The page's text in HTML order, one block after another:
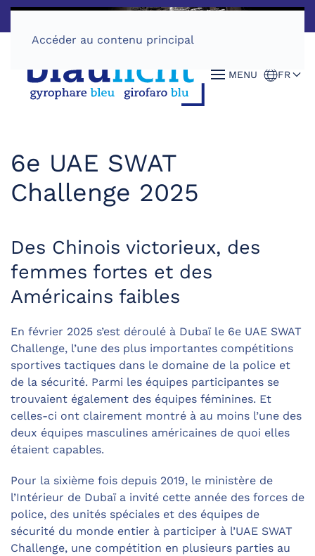
Accéder au contenu principal
MENU FR
6e UAE SWAT
Challenge 2025
Des Chinois victorieux, des
femmes fortes et des
Américains faibles
En février 2025 s’est déroulé à Dubaï le 6e UAE SWAT
Challenge, l’une des plus importantes compétitions
sportives tactiques dans le domaine de la police et
de la sécurité. Parmi les équipes participantes se
trouvaient également des équipes féminines. Et
celles-ci ont clairement montré à au moins l’une des
deux équipes masculines américaines de quoi elles
étaient capables.
Pour la sixième fois depuis 2019, le ministère de
l’Intérieur de Dubaï a invité cette année des forces de
police, des unités spéciales et des équipes de
sécurité du monde entier à participer à l’UAE SWAT
Challenge, une compétition en plusieurs parties au